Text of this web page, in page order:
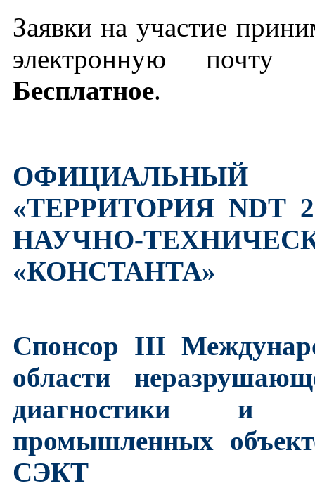
Заявки на участие
электронную
Бесплатное.
«ТЕРРИТОРИЯ NDT
НАУЧНО-
«КОНСТАНТА»
Спонсор III
области
диагностики и
промышленных
СЭКТ